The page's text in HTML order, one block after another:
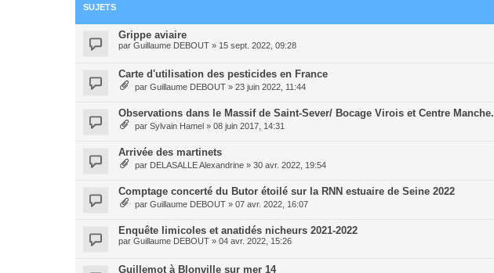
SUJETS
Grippe aviaire
par Guillaume DEBOUT » 15 sept. 2022, 09:28
Carte d'utilisation des pesticides en France
par Guillaume DEBOUT » 23 juin 2022, 11:44
Observations dans le Massif de Saint-Sever/ Bocage Virois et Centre Manche.
par Sylvain Hamel » 08 juin 2017, 14:31
Arrivée des martinets
par DELASALLE Alexandrine » 30 avr. 2022, 19:54
Comptage concerté du Butor étoilé sur la RNN estuaire de Seine 2022
par Guillaume DEBOUT » 07 avr. 2022, 16:07
Enquête limicoles et anatidés nicheurs 2021-2022
par Guillaume DEBOUT » 04 avr. 2022, 15:26
Guillemot à Blonville sur mer 14